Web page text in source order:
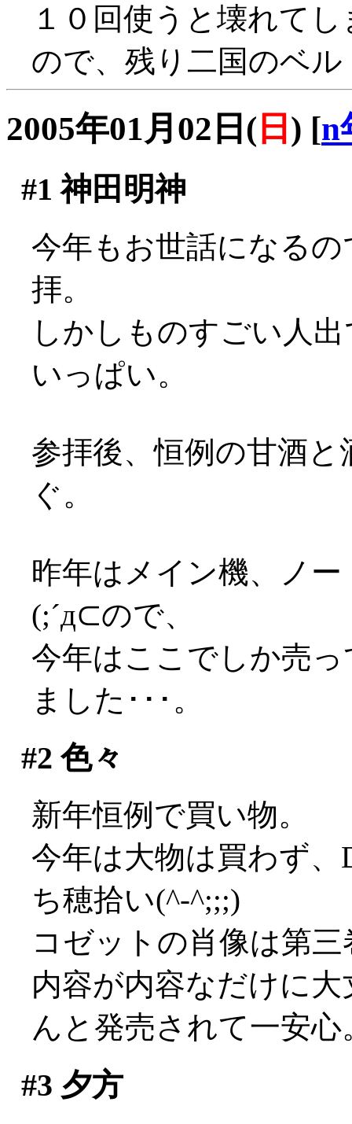
１０回使うと壊れて
ので、残り二国のベ
2005年01月02日( 日 ) [n
#1 神田明神
今年もお世話になる
拝。
しかしものすごい人
いっぱい。
参拝後、恒例の甘酒
ぐ。
昨年はメイン機、ノ
(;´д⊂ので、
今年はここでしか売
ました･･･。
#2 色々
新年恒例で買い物。
今年は大物は買わず
ち穂拾い(^-^;;;)
コゼットの肖像は第
内容が内容なだけに
んと発売されて一安心
#3 夕方